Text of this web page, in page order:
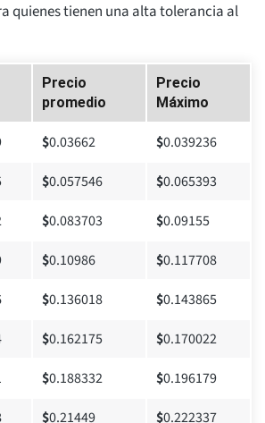
quienes tienen una alta tolerancia al
Precio
promedio
Precio
Máximo
$0.03662 $0.039236
$0.057546 $0.065393
$0.083703 $0.09155
$0.10986 $0.117708
$0.136018 $0.143865
$0.162175 $0.170022
$0.188332 $0.196179
$0.21449 $0.222337